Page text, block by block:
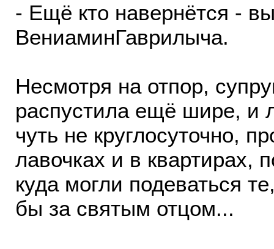
- Ещё кто навернётся -
ВениаминГаврилыча.
Несмотря на отпор,
распустила ещё шире, и
чуть не круглосуточно,
лавочках и в квартирах,
куда могли подеваться
бы за святым отцом...